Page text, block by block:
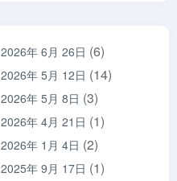
2026年 6月 26日 (6)
2026年 5月 12日 (14)
2026年 5月 8日 (3)
2026年 4月 21日 (1)
2026年 1月 4日 (2)
2025年 9月 17日 (1)